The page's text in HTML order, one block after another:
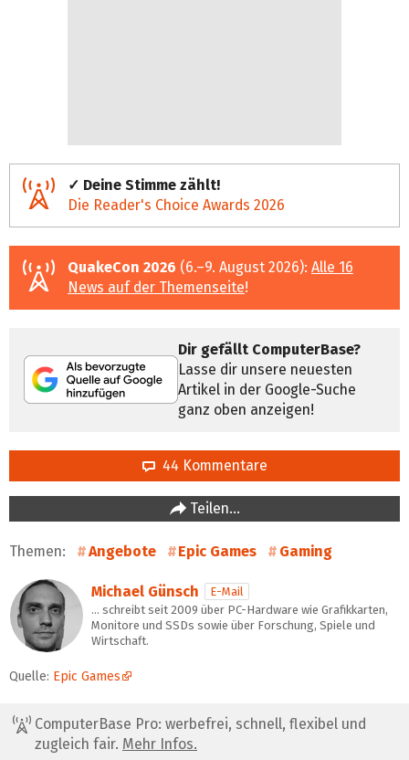
✓ Deine Stimme zählt!
Die Reader's Choice Awards 2026
QuakeCon 2026 (6.–9. August 2026): Alle 16
News auf der Themenseite!
Dir gefällt ComputerBase?
Lasse dir unsere neuesten
Artikel in der Google-Suche
ganz oben anzeigen!
44 Kommentare
Teilen…
Themen: Angebote Epic Games Gaming
Michael Günsch
E-Mail
… schreibt seit 2009 über PC-Hardware wie Grafikkarten,
Monitore und SSDs sowie über Forschung, Spiele und
Wirtschaft.
Quelle: Epic Games
ComputerBase Pro: werbefrei, schnell, flexibel und
zugleich fair. Mehr Infos.